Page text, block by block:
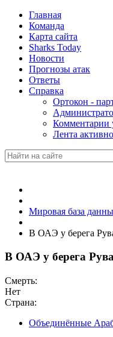
Главная
Команда
Карта сайта
Sharks Today
Новости
Прогнозы атак
Ответы
Справка
Ортокон -
Комментарии
Лента
Мировая база
В ОАЭ у берега
В ОАЭ у берега
Смерть:
Нет
Страна:
Объединённые